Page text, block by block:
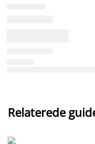
Relaterede